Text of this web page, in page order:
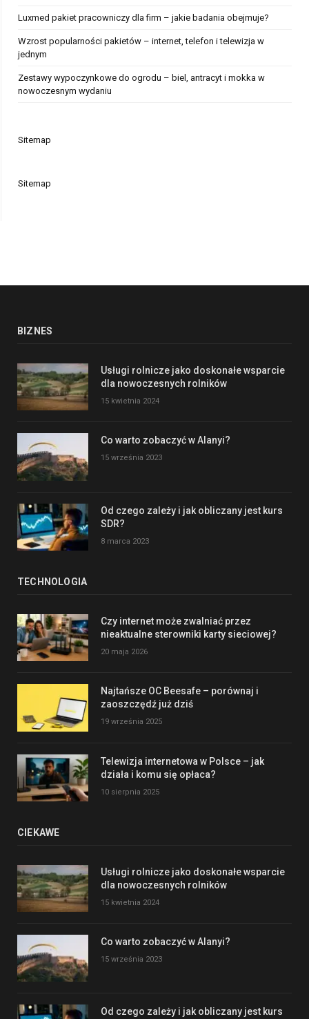
Luxmed pakiet pracowniczy dla firm – jakie badania obejmuje?
Wzrost popularności pakietów – internet, telefon i telewizja w
jednym
Zestawy wypoczynkowe do ogrodu – biel, antracyt i mokka w
nowoczesnym wydaniu
Sitemap
Sitemap
BIZNES
Usługi rolnicze jako doskonałe wsparcie
dla nowoczesnych rolników
15 kwietnia 2024
Co warto zobaczyć w Alanyi?
15 września 2023
Od czego zależy i jak obliczany jest kurs
SDR?
8 marca 2023
TECHNOLOGIA
Czy internet może zwalniać przez
nieaktualne sterowniki karty sieciowej?
20 maja 2026
Najtańsze OC Beesafe – porównaj i
zaoszczędź już dziś
19 września 2025
Telewizja internetowa w Polsce – jak
działa i komu się opłaca?
10 sierpnia 2025
CIEKAWE
Usługi rolnicze jako doskonałe wsparcie
dla nowoczesnych rolników
15 kwietnia 2024
Co warto zobaczyć w Alanyi?
15 września 2023
Od czego zależy i jak obliczany jest kurs